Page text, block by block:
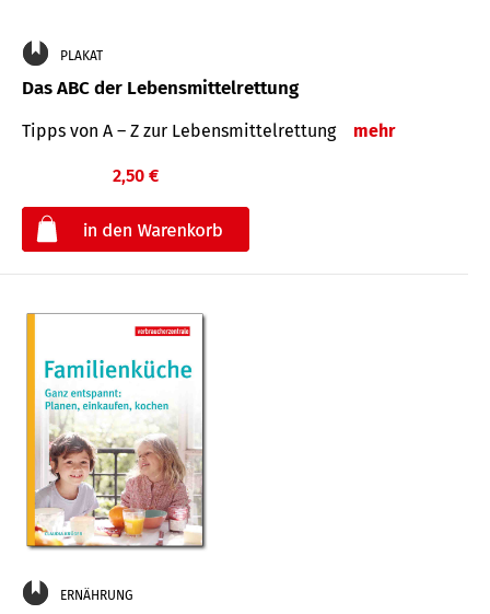
PLAKAT
Das ABC der Lebensmittelrettung
Tipps von A – Z zur Lebensmittelrettung mehr
2,50 €
ERNÄHRUNG